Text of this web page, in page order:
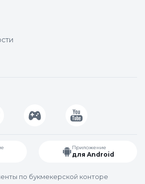
Приложение
для Android
по букмекерской конторе